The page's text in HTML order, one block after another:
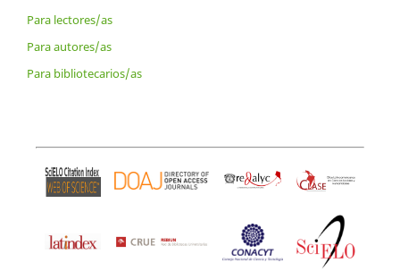
Para lectores/as
Para autores/as
Para bibliotecarios/as